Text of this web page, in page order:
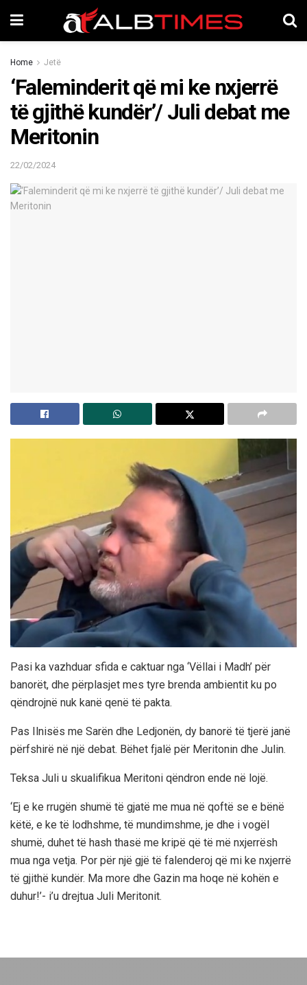
Home Jetë
‘Faleminderit që mi ke nxjerrë
të gjithë kundër’/ Juli debat me
Meritonin
22/02/2024
Pasi ka vazhduar sfida e caktuar nga ‘Vëllai i Madh’ për
banorët, dhe përplasjet mes tyre brenda ambientit ku po
qëndrojnë nuk kanë qenë të pakta.
Pas Ilnisës me Sarën dhe Ledjonën, dy banorë të tjerë janë
përfshirë në një debat. Bëhet fjalë për Meritonin dhe Julin.
Teksa Juli u skualifikua Meritoni qëndron ende në lojë.
‘Ej e ke rrugën shumë të gjatë me mua në qoftë se e bënë
këtë, e ke të lodhshme, të mundimshme, je dhe i vogël
shumë, duhet të hash thasë me kripë që të më nxjerrësh
mua nga vetja. Por për një gjë të falenderoj që mi ke nxjerrë
të gjithë kundër. Ma more dhe Gazin ma hoqe në kohën e
duhur!’- i’u drejtua Juli Meritonit.